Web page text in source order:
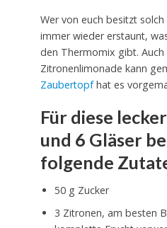
Wer von euch besitzt
immer wieder erstaunt,
den Thermomix gibt.
Zitronenlimonade kann
Zaubertopfhat es
Für diese
und 6 Gläser
folgende
50 g Zucker
3 Zitronen, am besten